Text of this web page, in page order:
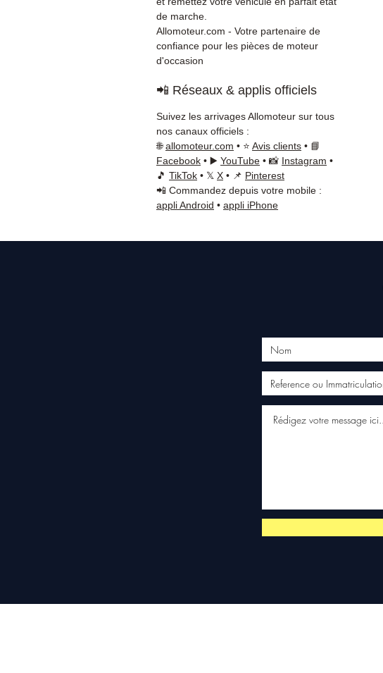
de marche.
Allomoteur.com - Votre partenaire de
confiance pour les pièces de moteur
d'occasion
📲 Réseaux & applis officiels
Suivez les arrivages Allomoteur sur tous
nos canaux officiels :
🌐allomoteur.com • ⭐ Avis clients • 📘
Facebook • ▶️ YouTube • 📸 Instagram •
🎵 TikTok • 𝕏 X • 📌 Pinterest
📲 Commandez depuis votre mobile :
appli Android • appli iPhone